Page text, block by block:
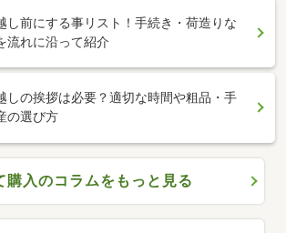
し前にする事リスト！手続き・荷造りな
流れに沿って紹介
しの挨拶は必要？適切な時間や粗品・手
の選び方
購入のコラムをもっと見る